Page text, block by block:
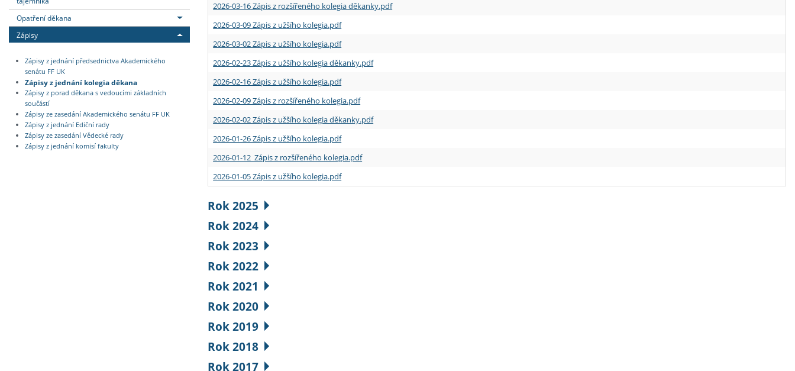
Opatření děkana
Zápisy
Zápisy z jednání předsednictva Akademického
senátu FF UK
Zápisy z jednání kolegia děkana
Zápisy z porad děkana s vedoucími základních
součástí
Zápisy ze zasedání Akademického senátu FF UK
Zápisy z jednání Ediční rady
Zápisy ze zasedání Vědecké rady
Zápisy z jednání komisí fakulty
2026-03-16 Zápis z rozšířeného kolegia děkanky.pdf
2026-03-09 Zápis z užšího kolegia.pdf
2026-03-02 Zápis z užšího kolegia.pdf
2026-02-23 Zápis z užšího kolegia děkanky.pdf
2026-02-16 Zápis z užšího kolegia.pdf
2026-02-09 Zápis z rozšířeného kolegia.pdf
2026-02-02 Zápis z užšího kolegia děkanky.pdf
2026-01-26 Zápis z užšího kolegia.pdf
2026-01-12 Zápis z rozšířeného kolegia.pdf
2026-01-05 Zápis z užšího kolegia.pdf
Rok 2025
Rok 2024
Rok 2023
Rok 2022
Rok 2021
Rok 2020
Rok 2019
Rok 2018
Rok 2017